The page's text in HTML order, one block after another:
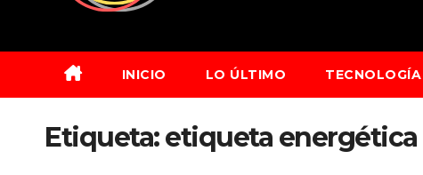
INICIO LO ÚLTIMO TECNOLOGÍA
Etiqueta:etiqueta energética